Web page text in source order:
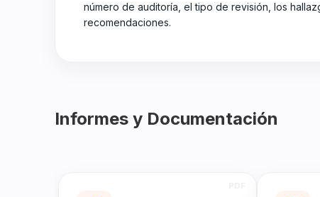
número de auditoría, el tipo de revisión, los
recomendaciones.
Informes y Documentación